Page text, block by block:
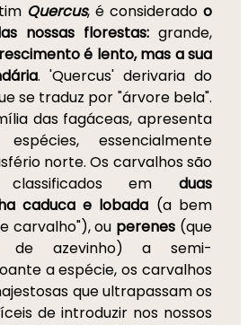
Quercus, é considerado o
nossas florestas: grande,
é lento, mas a sua
. 'Quercus' derivaria do
se traduz por "árvore bela".
das fagáceas, apresenta
essencialmente
norte. Os carvalhos são
classificados em duas
caduca e lobada (a bem
carvalho"), ou perenes (que
de azevinho) a semi-
a espécie, os carvalhos
que ultrapassam os
de introduzir nos nossos